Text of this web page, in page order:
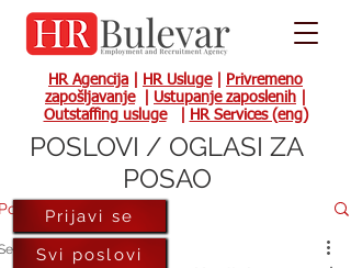
HR Agencija HR Usluge|
Privremeno
zapošljavanje| Ustupanje zaposlenih
Outstaffing usluge| HR Services (eng)
14, 2018
Prijavi se
Svi poslovi
POSLOVI / OGLASI ZA
POSAO